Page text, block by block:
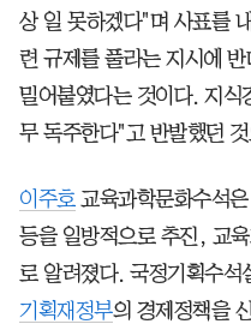
상 일 못하겠다"며 사표를
련 규제를 풀라는 지시에
밀어붙였다는 것이다. 지식
무 독주한다"고 반발했던
이주호교육과학문화수석
등을 일방적으로 추진, 교
로 알려졌다. 국정기획수석
기획재정부의 경제정책을